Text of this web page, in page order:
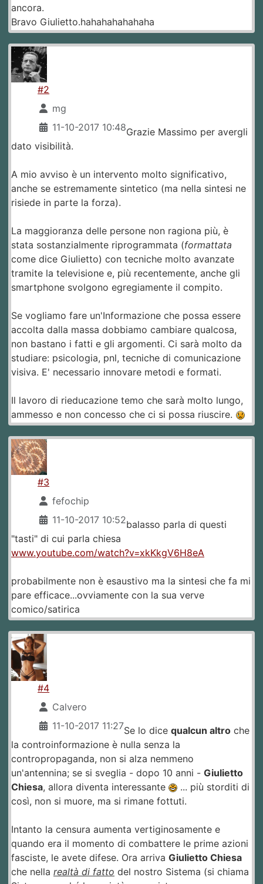
ancora.
Bravo Giulietto.hahahahahahaha
#2
mg
11-10-2017 10:48Grazie Massimo per avergli
dato visibilità.
A mio avviso è un intervento molto significativo,
anche se estremamente sintetico (ma nella sintesi ne
risiede in parte la forza).
La maggioranza delle persone non ragiona più, è
stata sostanzialmente riprogrammata (formattata
come dice Giulietto) con tecniche molto avanzate
tramite la televisione e, più recentemente, anche gli
smartphone svolgono egregiamente il compito.
Se vogliamo fare un'Informazione che possa essere
accolta dalla massa dobbiamo cambiare qualcosa,
non bastano i fatti e gli argomenti. Ci sarà molto da
studiare: psicologia, pnl, tecniche di comunicazione
visiva. E' necessario innovare metodi e formati.
Il lavoro di rieducazione temo che sarà molto lungo,
ammesso e non concesso che ci si possa riuscire.
#3
fefochip
11-10-2017 10:52balasso parla di questi
"tasti" di cui parla chiesa
www.youtube.com/watch?v=xkKkgV6H8eA
probabilmente non è esaustivo ma la sintesi che fa mi
pare efficace...ovviamente con la sua verve
comico/satirica
#4
Calvero
11-10-2017 11:27Se lo dicequalcun altro che
la controinformazione è nulla senza la
contropropaganda, non si alza nemmeno
un'antennina; se si sveglia - dopo 10 anni - Giulietto
Chiesa, allora diventa interessante
... più storditi di
così, non si muore, ma si rimane fottuti.
Intanto la censura aumenta vertiginosamente e
quando era il momento di combattere le prime azioni
fasciste, le avete difese. Ora arriva Giulietto Chiesa
che nella realtà di fatto del nostro Sistema (si chiama